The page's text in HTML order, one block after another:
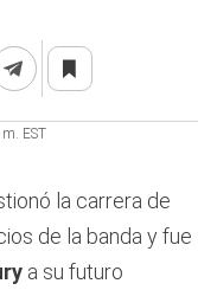
EST
la carrera de
de la banda y fue
a su futuro